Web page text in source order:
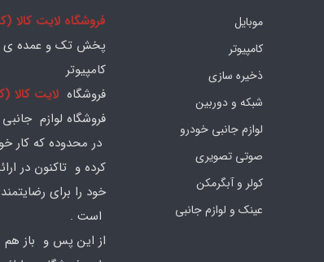
موبایل
کامپیوتر
ذخیره سازی
شبکه و دوربین
لوازم جانبی خودرو
صوتی تصویری
کولر و آبگرمکن
عینک و لوازم جانبی
فروشگاه لایت کالا
پخش تک و عمده ی
کامپیوتر
فروشگاه لایت کالا
فروشگاه لوازم
کرده و تاکنون در
خود را برای
است .
از این پس و باز هم